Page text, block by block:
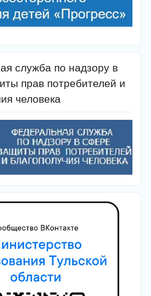
служба по надзору в
прав потребителей и
человека